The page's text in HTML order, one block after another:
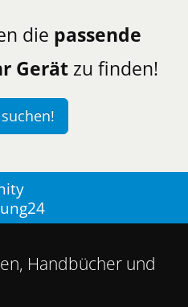
die passende
Gerät zu finden!
suchen!
Handbücher und